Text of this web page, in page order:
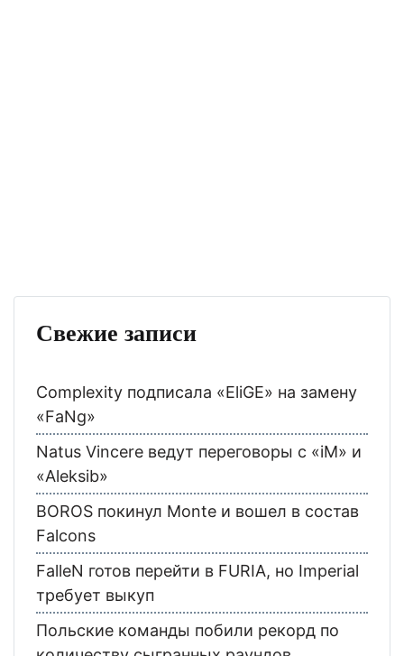
Свежие записи
Complexity подписала «EliGE» на замену
«FaNg»
Natus Vincere ведут переговоры с «iM» и
«Aleksib»
BOROS покинул Monte и вошел в состав
Falcons
FalleN готов перейти в FURIA, но Imperial
требует выкуп
Польские команды побили рекорд по